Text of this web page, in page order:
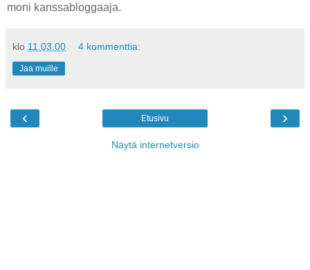
moni kanssabloggaaja.
klo 11.03.00 4 kommenttia:
Jaa muille
‹ ›
Etusivu
Näytä internetversio